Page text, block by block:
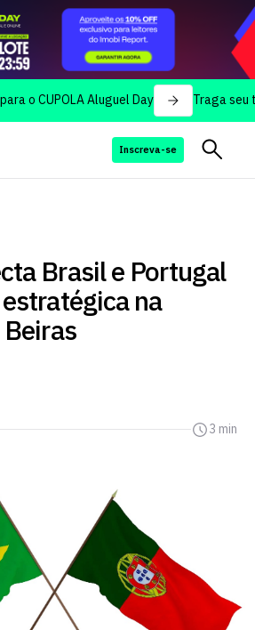
Aluguel Day Traga seu time
Inscreva-se
Brasil e Portugal
na
3 min